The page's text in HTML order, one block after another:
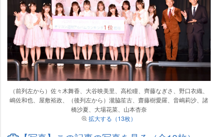
（前列左から）佐々木舞香、大谷映美里、高松瞳、齊藤なぎさ、野口衣織、
嶋佐和也、屋敷裕政、（後列左から）瀧脇笙古、齋藤樹愛羅、音嶋莉沙、諸
橋沙夏、大場花菜、山本杏奈
拡大する（13枚）